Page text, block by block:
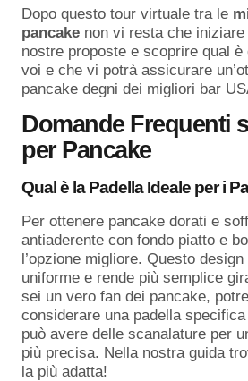
Dopo questo tour virtuale tra le
pancake non vi resta che
nostre proposte e scoprire qual è
voi e che vi potrà assicurare
pancake degni dei migliori bar
Domande Frequenti
per Pancake
Qual è la Padella Ideale per i
Per ottenere pancake dorati e
antiaderente con fondo piatto e
l’opzione migliore. Questo
uniforme e rende più semplice
sei un vero fan dei pancake,
considerare una padella
può avere delle scanalature per
più precisa. Nella nostra guida
la più adatta!